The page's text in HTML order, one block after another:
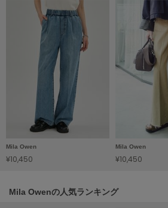
LeSportsac
レスポートサック
リリーブラウン
LILY BROWN Lingerie
リリーブラウンランジェリー
LITTLE UNION TOKYO
リトルユニオン トウキョウ
Mila Owen
¥10,450
Mila Owen
¥10,450
Mila Owenの人気ランキング